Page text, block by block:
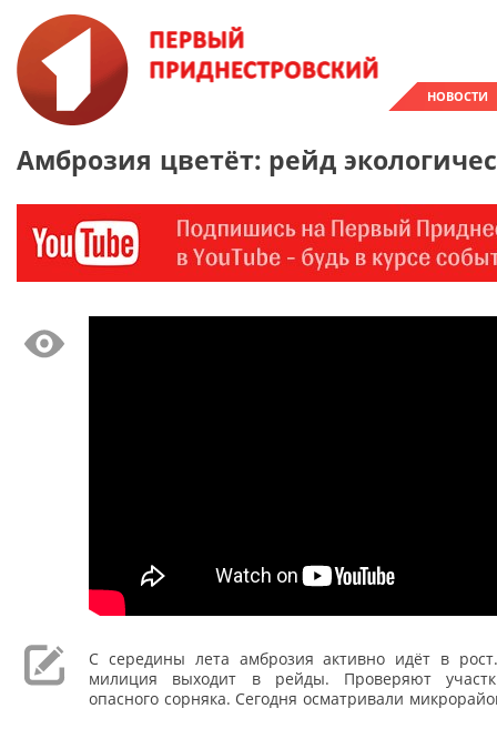
НОВОСТИ
Амброзия цветёт: рейд
С середины лета амброзия активно идёт в рост.
милиция выходит в рейды. Проверяют
опасного сорняка. Сегодня осматривали